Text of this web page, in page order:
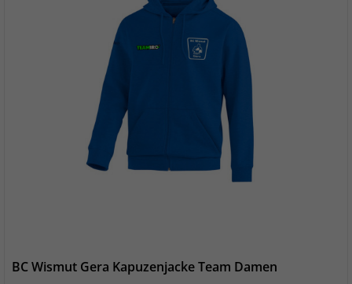
BC Wismut Gera Kapuzenjacke Team Damen